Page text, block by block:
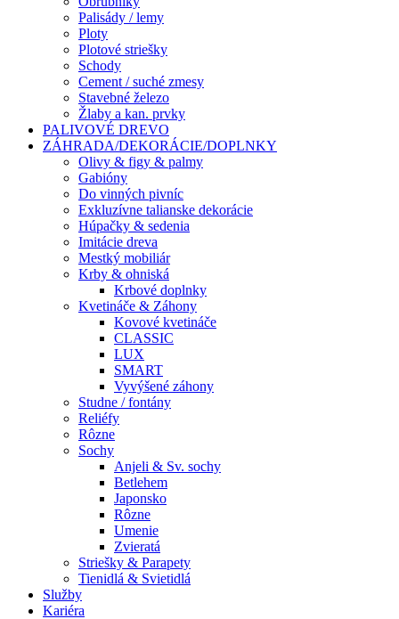
Palisády / lemy
Ploty
Plotové striešky
Schody
Cement / suché zmesy
Stavebné železo
Žlaby a kan. prvky
PALIVOVÉ DREVO
ZÁHRADA/DEKORÁCIE/DOPLNKY
Olivy & figy & palmy
Gabióny
Do vinných pivníc
Exkluzívne talianske dekorácie
Húpačky & sedenia
Imitácie dreva
Mestký mobiliár
Krby & ohniská
Krbové doplnky
Kvetináče & Záhony
Kovové kvetináče
CLASSIC
LUX
SMART
Vyvýšené záhony
Studne / fontány
Reliéfy
Rôzne
Sochy
Anjeli & Sv. sochy
Betlehem
Japonsko
Rôzne
Umenie
Zvieratá
Striešky & Parapety
Tienidlá & Svietidlá
Služby
Kariéra